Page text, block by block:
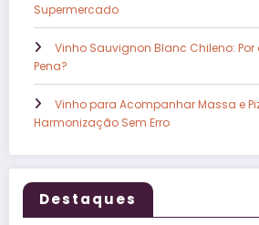
Supermercado
Vinho Sauvignon Blanc Chileno: Por
Pena?
Vinho para Acompanhar Massa e
Harmonização Sem Erro
Destaques